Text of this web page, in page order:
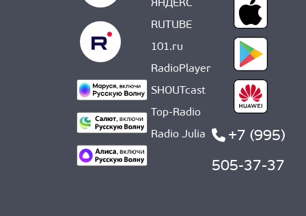
ЯНДЕКС
RUTUBE
101.ru
RadioPlayer
SHOUTcast
Top-Radio
Radio Julia
+7 (995)
505-37-37